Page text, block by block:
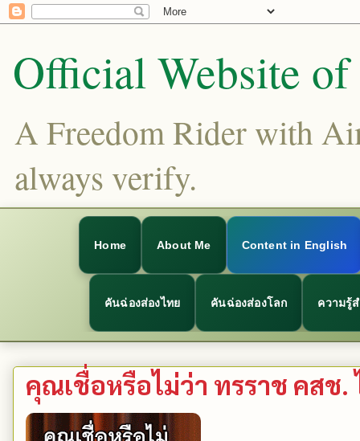
Official Website
A Freedom Rider with
always verify.
Home About Me Content in English
คันฉ่องส่องไทย คันฉ่องส่องโลก ความรู้
คุณเชื่อหรือไม่ว่า ทรราช คสช.